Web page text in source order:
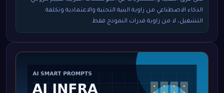
الذكاء الاصطناعي من زاوية البنية التحتية والاعتمادية وتكلفة
التشغيل، لا من زاوية قدرات النموذج فقط.